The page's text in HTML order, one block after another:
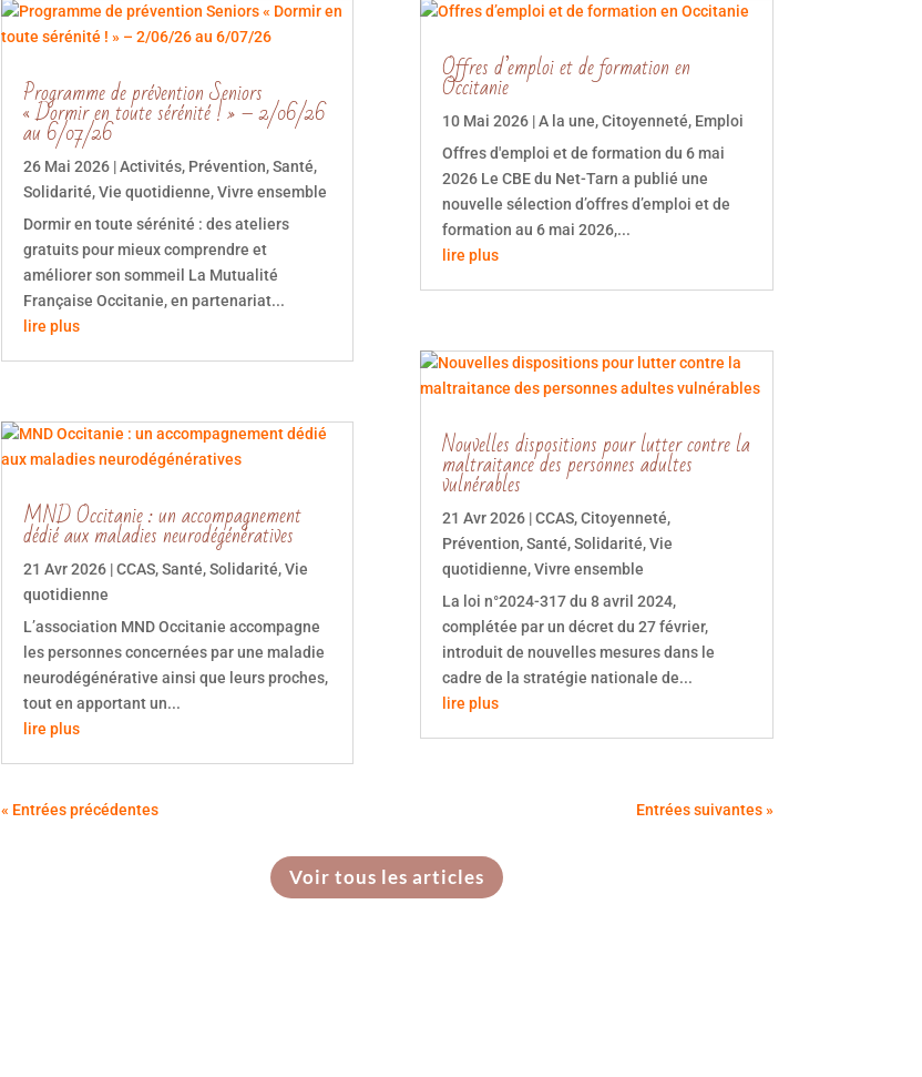
Programme de prévention Seniors
« Dormir en toute sérénité ! » – 2/06/26
au 6/07/26
26 Mai 2026|Activités, Prévention,Santé,
Solidarité,Vie quotidienne,Vivre ensemble
Dormir en toute sérénité : des ateliers
gratuits pour mieux comprendre et
améliorer son sommeil La Mutualité
Française Occitanie, en partenariat...
lire plus
MND Occitanie : un accompagnement
dédié aux maladies neurodégénératives
21 Avr 2026|CCAS,Santé,Solidarité,Vie
quotidienne
L’association MND Occitanie accompagne
les personnes concernées par une maladie
neurodégénérative ainsi que leurs proches,
tout en apportant un...
lire plus
Offres d’emploi et de formation en
Occitanie
10 Mai 2026|A la une,Citoyenneté, Emploi
Offres d'emploi et de formation du 6 mai
2026 Le CBE du Net-Tarn a publié une
nouvelle sélection d’offres d’emploi et de
formation au 6 mai 2026,...
lire plus
Nouvelles dispositions pour lutter contre la
maltraitance des personnes adultes
vulnérables
21 Avr 2026|CCAS,Citoyenneté,
Prévention,Santé,Solidarité,Vie
quotidienne,Vivre ensemble
La loi n°2024-317 du 8 avril 2024,
complétée par un décret du 27 février,
introduit de nouvelles mesures dans le
cadre de la stratégie nationale de...
lire plus
« Entrées précédentes Entrées suivantes »
Voir tous les articles